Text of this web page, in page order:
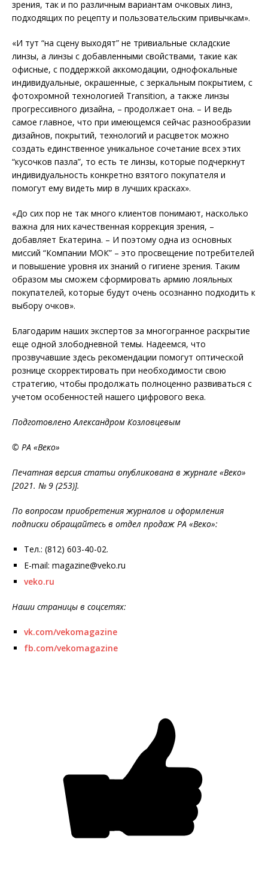
зрения, так и по различным вариантам очковых линз,
подходящих по рецепту и пользовательским привычкам».
«И тут “на сцену выходят” не три­виальные складские
линзы, а линзы с добавленными свойствами, такие как
офисные, с поддерж­кой аккомодации, однофокальные
индивидуальные, окрашенные, с зеркальным покрытием, с
фото­хромной технологией Transition, а также линзы
прогрессивного дизайна, – продолжает она. – И ведь
самое главное, что при имеющемся сейчас разнообразии
дизайнов, покрытий, технологий и расцветок можно
создать единственное уникальное сочетание всех этих
“кусочков пазла”, то есть те линзы, которые подчеркнут
индивидуальность конкретно взятого покупателя и
помогут ему видеть мир в лучших красках».
«До сих пор не так много клиентов понимают, насколько
важна для них качественная коррекция зрения, –
добавляет Екатерина. – И поэтому одна из основных
миссий “Компании МОК” – это просвещение потребителей
и повышение уровня их знаний о гигиене зрения. Таким
образом мы сможем сформировать армию лояльных
покупателей, которые будут очень осо­з­нанно подходить к
выбору очков».
Благодарим наших экспертов за многогранное раскрытие
еще одной злободневной темы. Надеемся, что
прозвучавшие здесь рекомендации помогут оптической
рознице скорректировать при необходимости свою
стратегию, чтобы продолжать полноценно развиваться с
учетом особенностей нашего цифрового века.
Подготовлено Александром Козловцевым
© РА «Веко»
Печатная версия статьи опубликована в журнале «Веко»
[2021. № 9 (253)].
По вопросам приобретения журналов и оформления
подписки обращайтесь в отдел продаж РА «Веко»:
Тел.: (812) 603-40-02.
E-mail: magazine@veko.ru
veko.ru
Наши страницы в соцсетях:
vk.com/vekomagazine
fb.com/vekomagazine